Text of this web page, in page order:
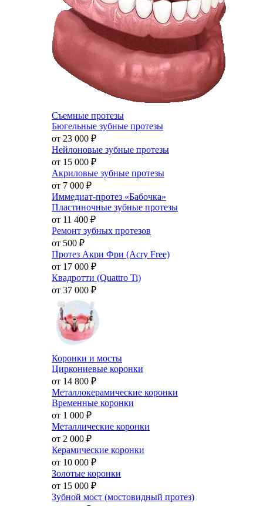
Съемные протезы
Бюгельные зубные протезы
от 23 000 ₽
Нейлоновые зубные протезы
от 15 000 ₽
Акриловые зубные протезы
от 7 000 ₽
Иммедиат-протез «Бабочка»
Пластиночные зубные протезы
от 11 400 ₽
Ремонт зубных протезов
от 500 ₽
Протез Акри Фри (Acry Free)
от 17 000 ₽
Квадротти (Quattro Ti)
от 37 000 ₽
Коронки и мосты
Циркониевые коронки
от 14 800 ₽
Металлокерамические коронки
Временные коронки
от 1 000 ₽
Металлические коронки
от 2 000 ₽
Керамические коронки
от 10 000 ₽
Золотые коронки
от 15 000 ₽
Зубной мост (мостовидный протез)